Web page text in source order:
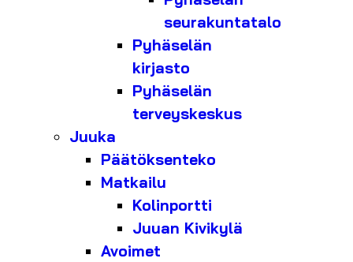
seurakuntatalo
Pyhäselän
kirjasto
Pyhäselän
terveyskeskus
Juuka
Päätöksenteko
Matkailu
Kolinportti
Juuan Kivikylä
Avoimet